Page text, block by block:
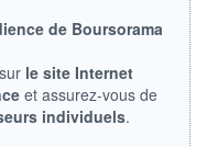
ESTIMÉ
de Boursorama
le site Internet
et assurez-vous de
individuels.